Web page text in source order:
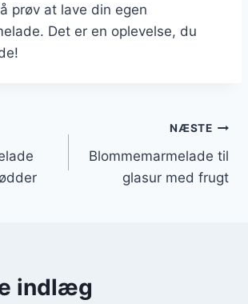
prøv at lave din egen
Det er en oplevelse, du
NÆSTE
Blommemarmelade til
glasur med frugt
indlæg